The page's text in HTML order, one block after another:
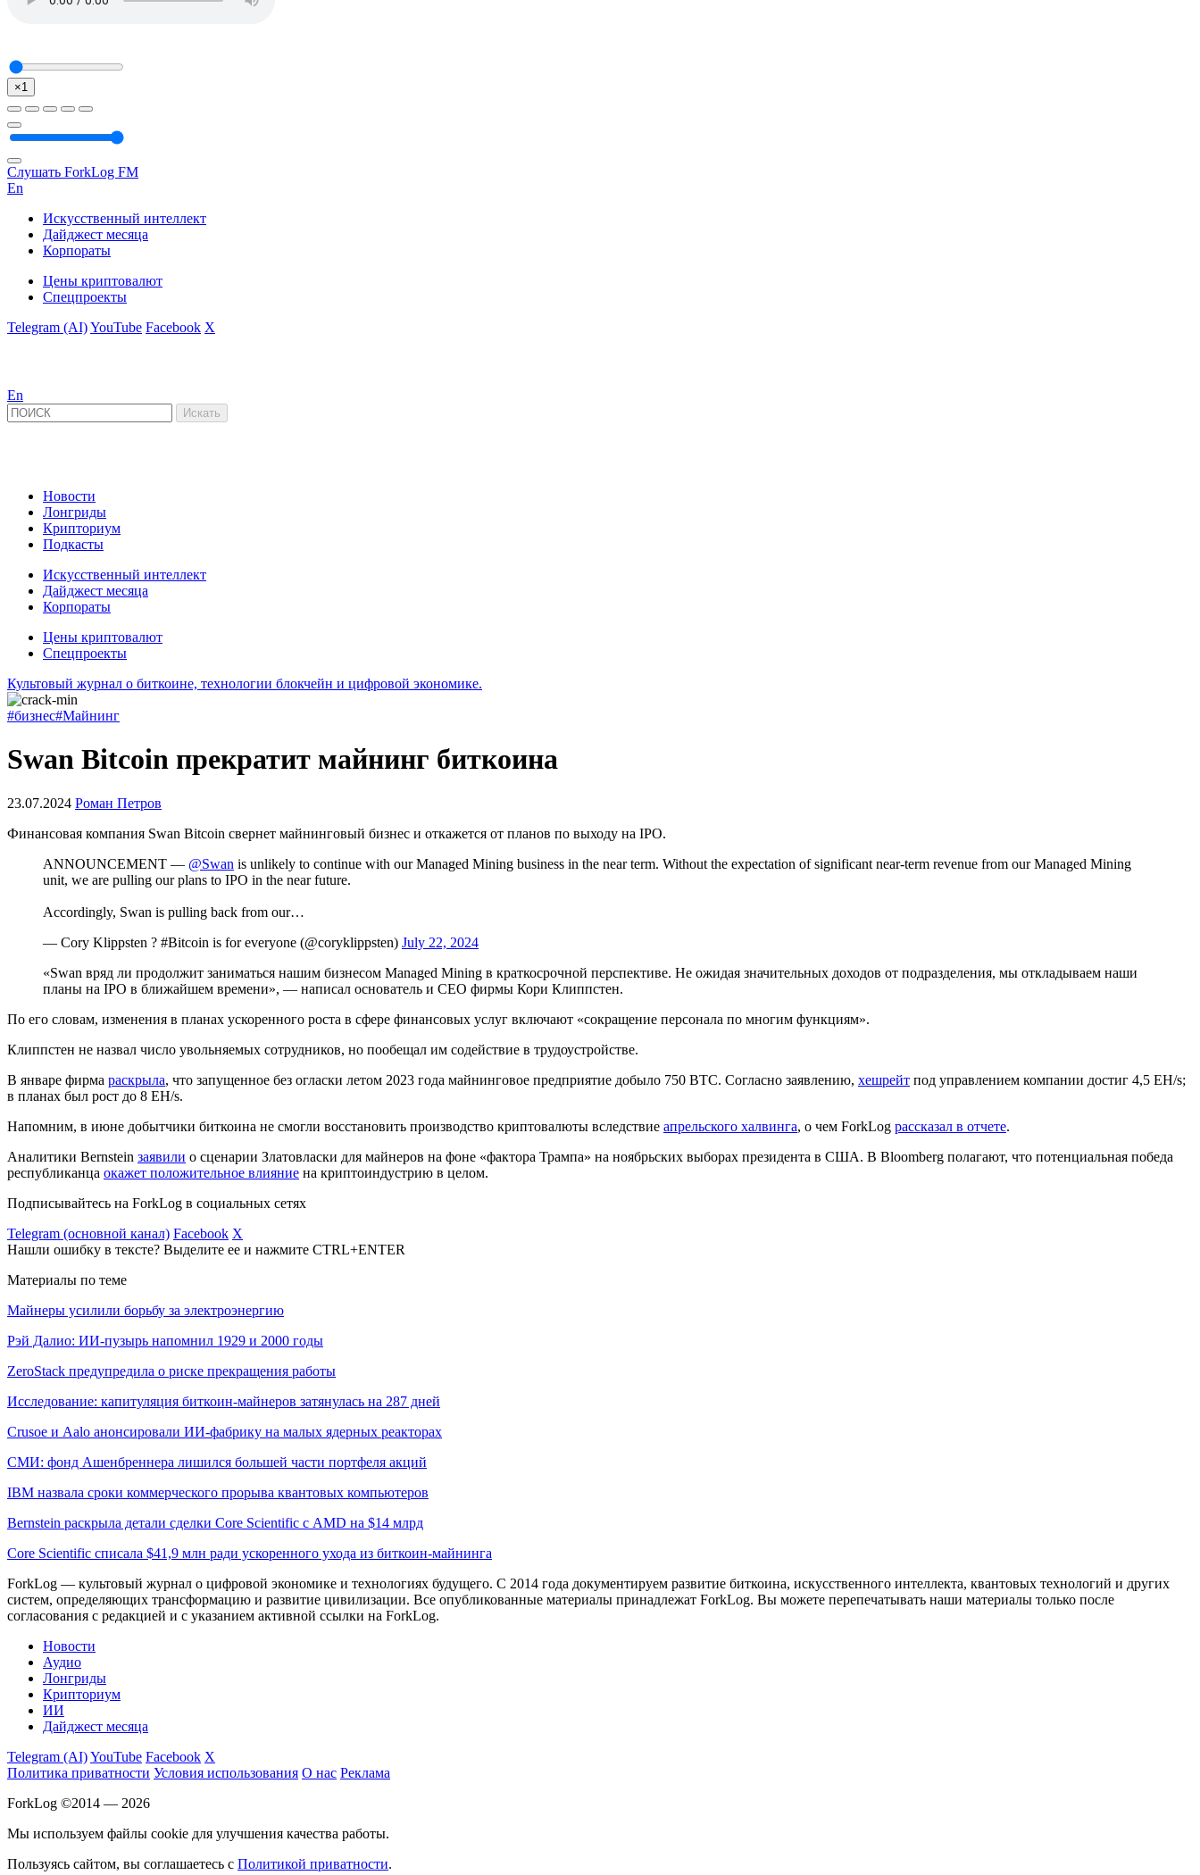
×1
Слушать ForkLog FM
En
Искусственный интеллект
Дайджест месяца
Корпораты
Цены криптовалют
Спецпроекты
Telegram (AI)YouTube Facebook X
En
Новости
Лонгриды
Крипториум
Подкасты
Искусственный интеллект
Дайджест месяца
Корпораты
Цены криптовалют
Спецпроекты
Культовый журнал о биткоине, технологии блокчейн и цифровой экономике.
#бизнес#Майнинг
Swan Bitcoin прекратит майнинг биткоина
23.07.2024 Роман Петров
Финансовая компания Swan Bitcoin свернет майнинговый бизнес и откажется от планов по выходу на IPO.
ANNOUNCEMENT — @Swan is unlikely to continue with our Managed Mining business in the near term. Without the expectation of significant near-term revenue from our Managed Mining
unit, we are pulling our plans to IPO in the near future.
Accordingly, Swan is pulling back from our…
— Cory Klippsten ? #Bitcoin is for everyone (@coryklippsten) July 22, 2024
«Swan вряд ли продолжит заниматься нашим бизнесом Managed Mining в краткосрочной перспективе. Не ожидая значительных доходов от подразделения, мы откладываем наши
планы на IPO в ближайшем времени», — написал основатель и CEO фирмы Кори Клиппстен.
По его словам, изменения в планах ускоренного роста в сфере финансовых услуг включают «сокращение персонала по многим функциям».
Клиппстен не назвал число увольняемых сотрудников, но пообещал им содействие в трудоустройстве.
В январе фирма раскрыла, что запущенное без огласки летом 2023 года майнинговое предприятие добыло 750 BTC. Согласно заявлению, хешрейт под управлением компании достиг 4,5 EH/s;
в планах был рост до 8 EH/s.
Напомним, в июне добытчики биткоина не смогли восстановить производство криптовалюты вследствие апрельского халвинга, о чем ForkLog рассказал в отчете.
Аналитики Bernstein заявили о сценарии Златовласки для майнеров на фоне «фактора Трампа» на ноябрьских выборах президента в США. В Bloomberg полагают, что потенциальная победа
республиканца окажет положительное влияние на криптоиндустрию в целом.
Подписывайтесь на ForkLog в социальных сетях
Telegram (основной канал) Facebook X
Нашли ошибку в тексте? Выделите ее и нажмите CTRL+ENTER
Материалы по теме
Майнеры усилили борьбу за электроэнергию
Рэй Далио: ИИ-пузырь напомнил 1929 и 2000 годы
ZeroStack предупредила о риске прекращения работы
Исследование: капитуляция биткоин-майнеров затянулась на 287 дней
Crusoe и Aalo анонсировали ИИ-фабрику на малых ядерных реакторах
СМИ: фонд Ашенбреннера лишился большей части портфеля акций
IBM назвала сроки коммерческого прорыва квантовых компьютеров
Bernstein раскрыла детали сделки Core Scientific с AMD на $14 млрд
Core Scientific списала $41,9 млн ради ускоренного ухода из биткоин-майнинга
ForkLog — культовый журнал о цифровой экономике и технологиях будущего. С 2014 года документируем развитие биткоина, искусственного интеллекта, квантовых технологий и других
систем, определяющих трансформацию и развитие цивилизации. Все опубликованные материалы принадлежат ForkLog. Вы можете перепечатывать наши материалы только после
согласования с редакцией и с указанием активной ссылки на ForkLog.
Новости
Аудио
Лонгриды
Крипториум
ИИ
Дайджест месяца
Telegram (AI)YouTube Facebook X
Политика приватности Условия использования О нас Реклама
ForkLog ©2014 — 2026
Мы используем файлы cookie для улучшения качества работы.
Пользуясь сайтом, вы соглашаетесь с Политикой приватности.